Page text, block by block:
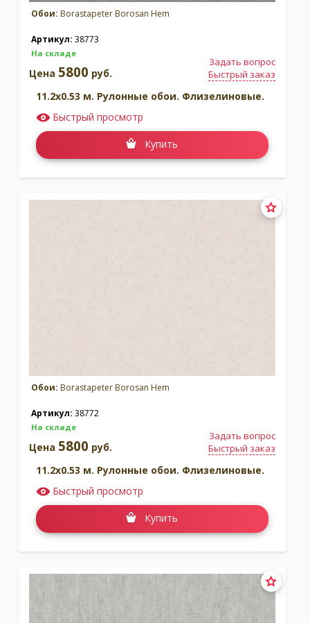
Обои: Borastapeter Borosan Hem
Артикул: 38773
На складе
Задать вопрос
Быстрый заказ
Цена 5800 руб.
11.2x0.53 м. Рулонные обои. Флизелиновые.
Быстрый просмотр
Купить
Обои: Borastapeter Borosan Hem
Артикул: 38772
На складе
Задать вопрос
Быстрый заказ
Цена 5800 руб.
11.2x0.53 м. Рулонные обои. Флизелиновые.
Быстрый просмотр
Купить